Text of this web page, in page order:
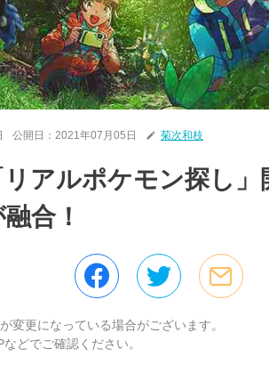
公開日： 2021年07月05日 菊次和枝
リアルポケモン探し
合！
変更になっている場合がございます。
どでご確認ください。